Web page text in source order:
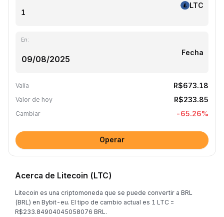
LTC
En:
Fecha
Valía R$673.18
Valor de hoy R$233.85
Cambiar -65.26%
Operar
Acerca de Litecoin (LTC)
Litecoin es una criptomoneda que se puede convertir a BRL
(BRL) en Bybit-eu. El tipo de cambio actual es 1 LTC =
R$233.84904045058076 BRL.